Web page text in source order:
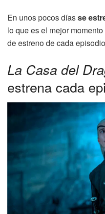
En unos pocos díasse
lo que es el mejor
de estreno de cada
La Casa del
estrena cada